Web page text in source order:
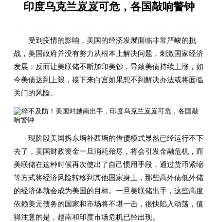
印度乌克兰岌岌可危，各国敲响警钟
受到疫情的影响，美国的经济发展面临非常严峻的挑
战，美国政府并没有努力从根本上解决问题，刺激国家经济
发展，反而让美联储不断加印美钞，导致美债持续上涨，如
今美债达到上限，接下来白宫如果想不到解决办法或将面临
关门的风险。
现阶段美国拆东墙补西墙的借债模式显然已经运行不下
去了，美国财政资金一旦消耗殆尽，将会引发金融危机，而
美联储在这种时候再次使出了自己惯用手段，通过货币紧缩
等方式将经济风险转移到其他国家身上，那些高外债低外储
的经济体就会成为美国的目标。一旦美联储出手，这些高度
依赖美元债务的国家和市场将不堪一击，很快陷入动荡，值
得注意的是， 越南和印度市场危机已经出现。